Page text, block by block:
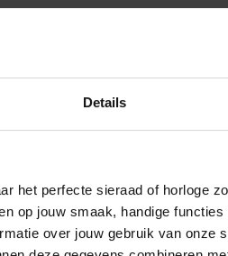
Details
het perfecte sieraad of horloge
op jouw smaak, handige
over jouw gebruik van onze
Bali. Iedere armband is
gaat over de mens, het
in Nederland bij
Armbanden.